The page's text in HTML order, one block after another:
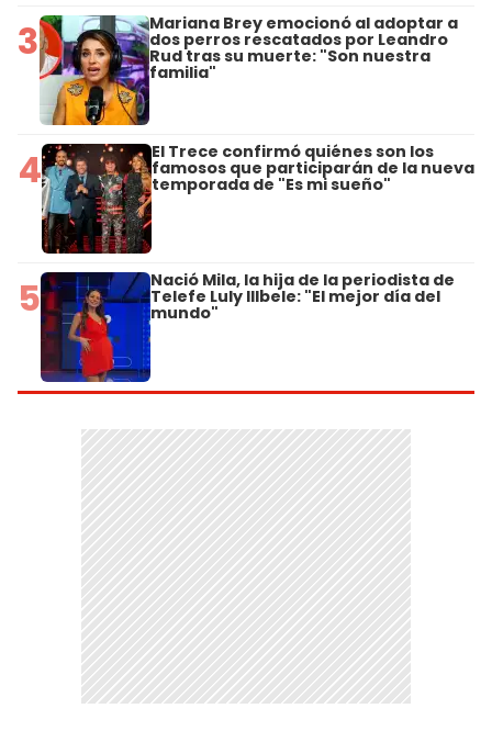
3 Mariana Brey emocionó al adoptar a
dos perros rescatados por Leandro
Rud tras su muerte: "Son nuestra
familia"
4 El Trece confirmó quiénes son los
famosos que participarán de la nueva
temporada de "Es mi sueño"
5 Nació Mila, la hija de la periodista de
Telefe Luly Illbele: "El mejor día del
mundo"